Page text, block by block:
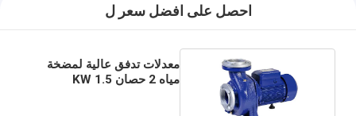
احصل على افضل سعر ل
معدلات تدفق عالية لمضخة
مياه 2 حصان 1.5 KW